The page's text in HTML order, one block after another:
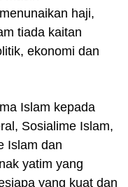
haji,
tiada kaitan
ekonomi dan
Islam kepada
Sosialime Islam,
Islam dan
yatim yang
yang kuat dan